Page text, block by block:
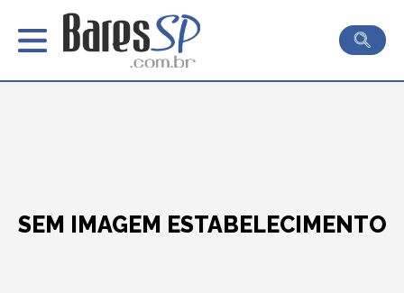
SEM IMAGEM ESTABELECIMENTO